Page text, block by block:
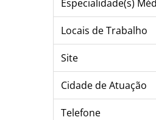
Especialidade(s)
Locais de Trabalho
Site
Cidade de Atuação
Telefone